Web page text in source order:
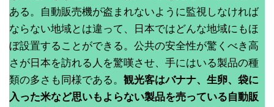
ある。自動販売機が盗まれないように監視しなければ
ならない地域とは違って、日本ではどんな地域にもほ
ぼ設置することができる。公共の安全性が驚くべき高
さが日本を訪れる人を驚嘆させ、手にはいる製品の種
類の多さも同様である。 観光客はバナナ、生卵、袋に
入った米など思いもよらない製品を売っている自動販